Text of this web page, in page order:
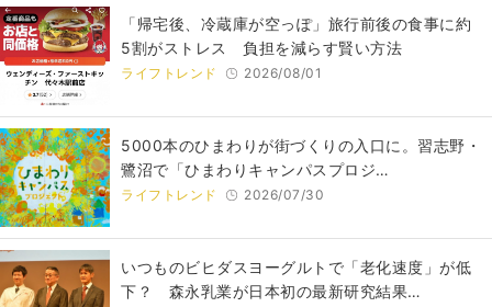
「帰宅後、冷蔵庫が空っぽ」旅行前後の食事に約
5割がストレス 負担を減らす賢い方法
ライフトレンド 2026/08/01
5000本のひまわりが街づくりの入口に。習志野・
鷺沼で「ひまわりキャンパスプロジ…
ライフトレンド 2026/07/30
いつものビヒダスヨーグルトで「老化速度」が低
下？ 森永乳業が日本初の最新研究結果…